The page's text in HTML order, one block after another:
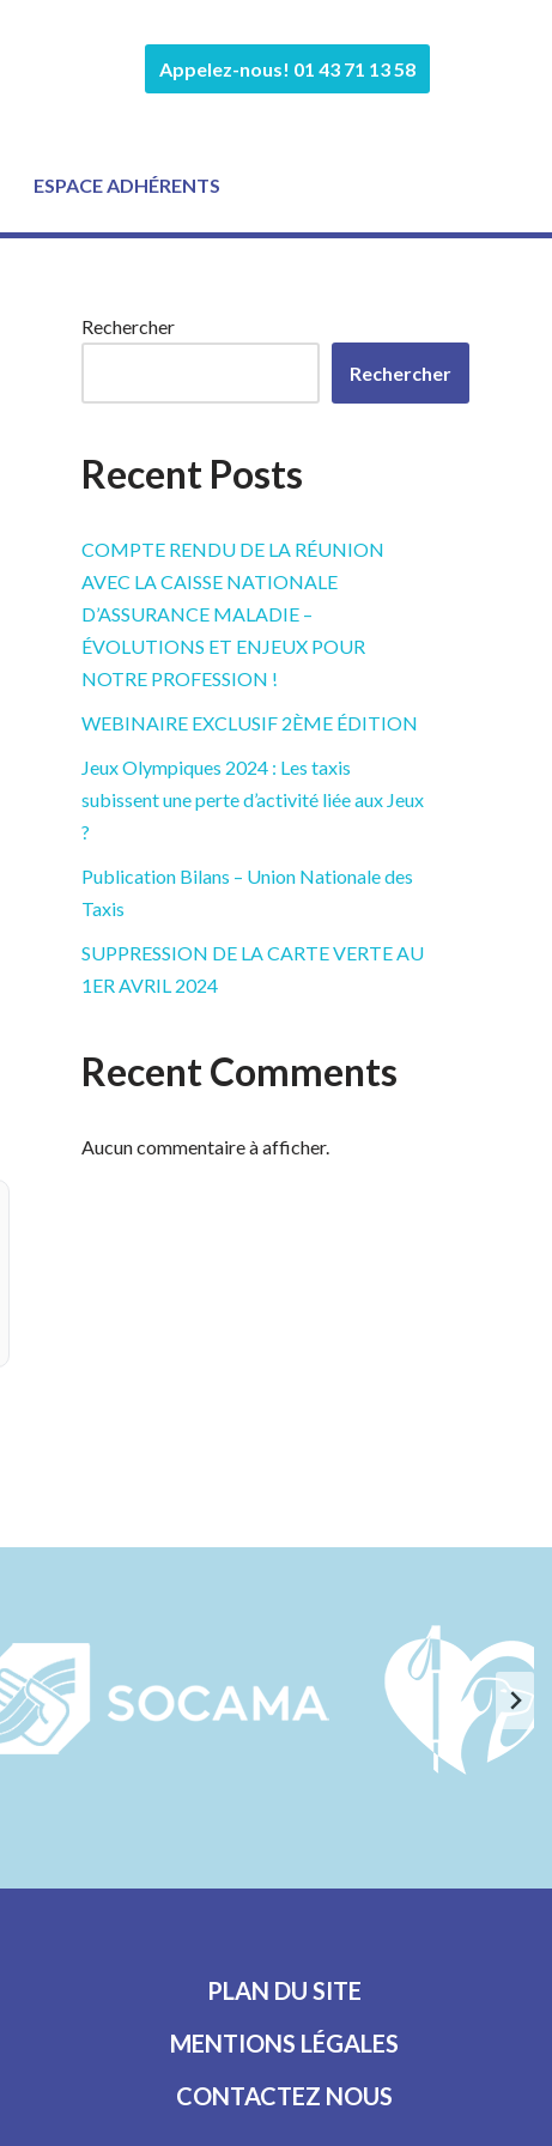
Appelez-nous! 01 43 71 13 58
ESPACE ADHÉRENTS
Rechercher
Rechercher
Recent Posts
COMPTE RENDU DE LA RÉUNION
AVEC LA CAISSE NATIONALE
D’ASSURANCE MALADIE –
ÉVOLUTIONS ET ENJEUX POUR
NOTRE PROFESSION !
WEBINAIRE EXCLUSIF 2ÈME ÉDITION
Jeux Olympiques 2024 : Les taxis
subissent une perte d’activité liée aux Jeux
?
Publication Bilans – Union Nationale des
Taxis
SUPPRESSION DE LA CARTE VERTE AU
1ER AVRIL 2024
Recent Comments
Aucun commentaire à afficher.
PLAN DU SITE
MENTIONS LÉGALES
CONTACTEZ NOUS